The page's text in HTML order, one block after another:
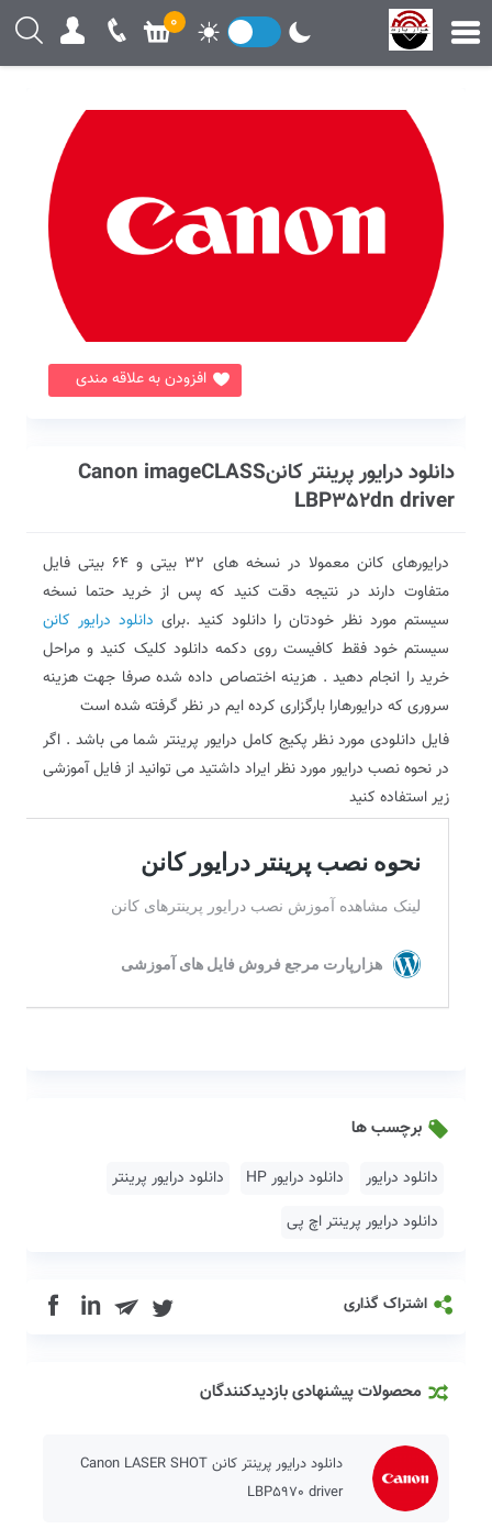
افزودن به علاقه مندی
دانلود درایور پرینتر کاننCanon imageCLASS
LBP352dn driver
درایورهای کانن معمولا در نسخه های 32 بیتی و 64 بیتی فایل
متفاوت دارند در نتیجه دقت کنید که پس از خرید حتما نسخه
سیستم مورد نظر خودتان را دانلود کنید .برای دانلود درایور کانن
سیستم خود فقط کافیست روی دکمه دانلود کلیک کنید و مراحل
خرید را انجام دهید . هزینه اختصاص داده شده صرفا جهت هزینه
سروری که درایورهارا بارگزاری کرده ایم در نظر گرفته شده است
فایل دانلودی مورد نظر پکیج کامل درایور پرینتر شما می باشد . اگر
در نحوه نصب درایور مورد نظر ایراد داشتید می توانید از فایل آموزشی
زیر استفاده کنید
برچسب ها
دانلود درایور دانلود درایور HP
دانلود درایور پرینتر
دانلود درایور پرینتر اچ پی
اشتراک گذاری in
محصولات پیشنهادی بازدیدکنندگان
دانلود درایور پرینتر کانن Canon LASER SHOT
LBP5970 driver
0